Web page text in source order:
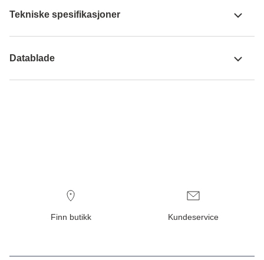
Tekniske spesifikasjoner
Datablade
Finn butikk Kundeservice